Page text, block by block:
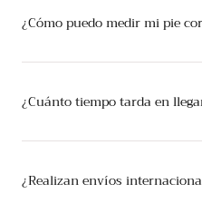
¿Cómo puedo medir mi pie
¿Cuánto tiempo tarda en
¿Realizan envíos